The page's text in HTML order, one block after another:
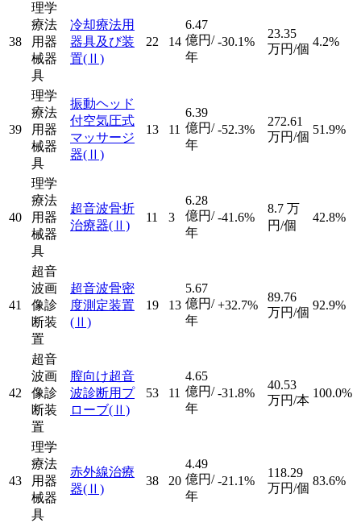
38
理学
療法
用器
械器
具
冷却療法用
器具及び装
置(Ⅱ)
22 14
6.47
億円/
年
-30.1%
23.35
万円/個
4.2%
39
理学
療法
用器
械器
具
振動ヘッド
付空気圧式
マッサージ
器(Ⅱ)
13 11
6.39
億円/
年
-52.3%
272.61
万円/個
51.9%
40
理学
療法
用器
械器
具
超音波骨折
治療器(Ⅱ)
11 3
6.28
億円/
年
-41.6%
8.7 万
円/個
42.8%
41
超音
波画
像診
断装
置
超音波骨密
度測定装置
(Ⅱ)
19 13
5.67
億円/
年
+32.7%
89.76
万円/個
92.9%
42
超音
波画
像診
断装
置
膣向け超音
波診断用プ
ローブ(Ⅱ)
53 11
4.65
億円/
年
-31.8%
40.53
万円/本
100.0%
43
理学
療法
用器
械器
具
赤外線治療
器(Ⅱ)
38 20
4.49
億円/
年
-21.1%
118.29
万円/個
83.6%